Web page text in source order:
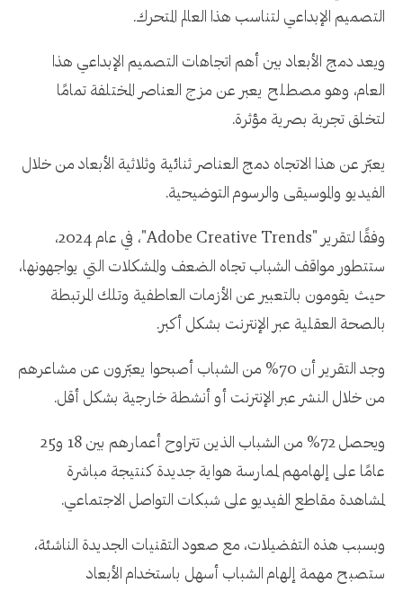
التصميم الإبداعي لتناسب هذا العالم المتحرك.
ويعد دمج الأبعاد بين أهم اتجاهات التصميم الإبداعي هذا
العام، وهو مصطلح يعبر عن مزج العناصر المختلفة تمامًا
لتخلق تجربة بصرية مؤثرة.
يعبّر عن هذا الاتجاه دمج العناصر ثنائية وثلاثية الأبعاد من خلال
الفيديو والموسيقى والرسوم التوضيحية.
وفقًا لتقرير "Adobe Creative Trends"، في عام 2024،
ستتطور مواقف الشباب تجاه الضعف والمشكلات التي يواجهونها،
حيث يقومون بالتعبير عن الأزمات العاطفية وتلك المرتبطة
بالصحة العقلية عبر الإنترنت بشكل أكبر.
وجد التقرير أن 70% من الشباب أصبحوا يعبّرون عن مشاعرهم
من خلال النشر عبر الإنترنت أو أنشطة خارجية بشكل أقل.
ويحصل 72% من الشباب الذين تتراوح أعمارهم بين 18 و25
عامًا على إلهامهم لممارسة هواية جديدة كنتيجة مباشرة
لمشاهدة مقاطع الفيديو على شبكات التواصل الاجتماعي.
وبسبب هذه التفضيلات، مع صعود التقنيات الجديدة الناشئة،
ستصبح مهمة إلهام الشباب أسهل باستخدام الأبعاد